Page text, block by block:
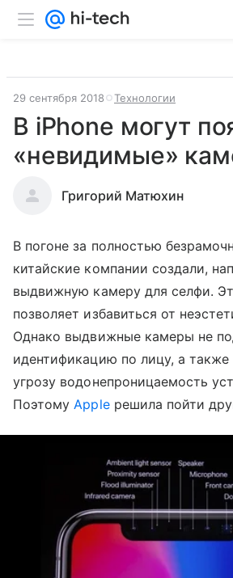
29 сентября 2018 Технологии
В iPhone могут
«невидимые»
Григорий Матюхин
В погоне за полностью
китайские компании создали,
выдвижную камеру для селфи.
позволяет избавиться от
Однако выдвижные камеры не
идентификацию по лицу, а также
угрозу водонепроницаемость
ПоэтомуAppleрешила пойти